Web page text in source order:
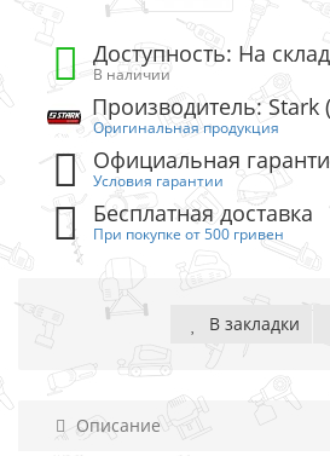
Доступность: На
В наличии
Производитель: Stark
Оригинальная продукция
Официальная
Условия гарантии
Бесплатная доставка
При покупке от 500 гривен
В закладки
Описание